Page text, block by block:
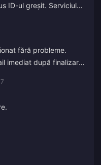
ID-ul greșit. Serviciul
continua să folosesc
fără probleme.
imediat după finalizarea